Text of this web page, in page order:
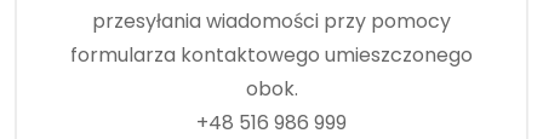
przesyłania wiadomości przy pomocy
formularza kontaktowego umieszczonego
obok.
+48 516 986 999